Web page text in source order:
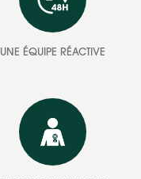
UNE ÉQUIPE RÉACTIVE